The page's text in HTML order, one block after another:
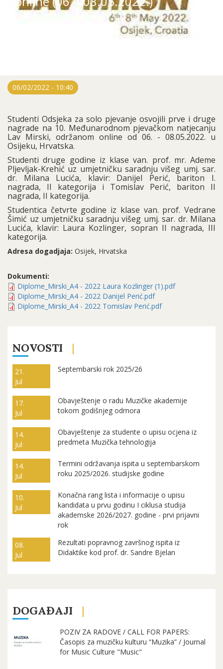
06/02/2022 - 10:40
Studenti Odsjeka za solo pjevanje osvojili prve i druge
nagrade na 10. Međunarodnom pjevačkom natjecanju
Lav Mirski, održanom online od 06. - 08.05.2022. u
Osijeku, Hrvatska.
Studenti druge godine iz klase van. prof. mr. Ademe
Pljevljak-Krehić uz umjetničku saradnju višeg umj. sar.
dr. Milana Lucića, klavir: Danijel Perić, bariton I.
nagrada, II kategorija i Tomislav Perić, bariton II
nagrada, II kategorija.
Studentica četvrte godine iz klase van. prof. Vedrane
Šimić uz umjetničku saradnju višeg umj. sar. dr. Milana
Lucića, klavir: Laura Kozlinger, sopran II nagrada, III
kategorija.
Adresa dogadjaja: Osijek, Hrvatska
Dokumenti:
Diplome_Mirski_A4 - 2022 Laura Kozlinger (1).pdf
Diplome_Mirski_A4 - 2022 Danijel Perić.pdf
Diplome_Mirski_A4 - 2022 Tomislav Perić.pdf
NOVOSTI
21.
Jul
Septembarski rok 2025/26
17.
Jul
Obavještenje o radu Muzičke akademije
tokom godišnjeg odmora
14.
Jul
Obavještenje za studente o upisu ocjena iz
predmeta Muzička tehnologija
14.
Jul
Termini održavanja ispita u septembarskom
roku 2025/2026. studijske godine
10.
Jul
Konačna rang lista i informacije o upisu
kandidata u prvu godinu I ciklusa studija
akademske 2026/2027. godine - prvi prijavni
rok
08.
Jul
Rezultati popravnog završnog ispita iz
Didaktike kod prof. dr. Sandre Bjelan
DOGAĐAJI
POZIV ZA RADOVE / CALL FOR PAPERS:
Časopis za muzičku kulturu “Muzika” / Journal
for Music Culture "Music"